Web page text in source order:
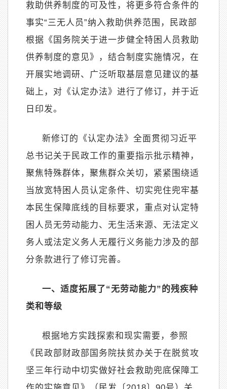
救助供养制度的可及性，将更多符合条件的
事实“三无人员”纳入救助供养范围，民政部
根据《国务院关于进一步健全特困人员救助
供养制度的意见》，结合制度实施情况，在
开展实地调研、广泛听取基层意见建议的基
础上，对《认定办法》进行了修订，并于近
日印发。
新修订的《认定办法》全面贯彻习近平
总书记关于民政工作的重要指示批示精神，
聚焦特殊群体，聚焦群众关切，紧紧围绕适
当放宽特困人员认定条件、切实兜住兜牢基
本民生保障底线的目标要求，重点对认定特
困人员无劳动能力、无生活来源、无法定义
务人或法定义务人无履行义务能力涉及的部
分条款进行了修订完善。
一、适度拓展了“无劳动能力”的残疾种
类和等级
根据地方实践探索和现实需要，参照
《民政部财政部国务院扶贫办关于在脱贫攻
坚三年行动中切实做好社会救助兜底保障工